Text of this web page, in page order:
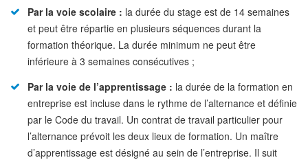
Par la voie scolaire : la durée du stage est de 14 semaines
et peut être répartie en plusieurs séquences durant la
formation théorique. La durée minimum ne peut être
inférieure à 3 semaines consécutives ;
Par la voie de l’apprentissage : la durée de la formation en
entreprise est incluse dans le rythme de l’alternance et définie
par le Code du travail. Un contrat de travail particulier pour
l’alternance prévoit les deux lieux de formation. Un maître
d’apprentissage est désigné au sein de l’entreprise. Il suit